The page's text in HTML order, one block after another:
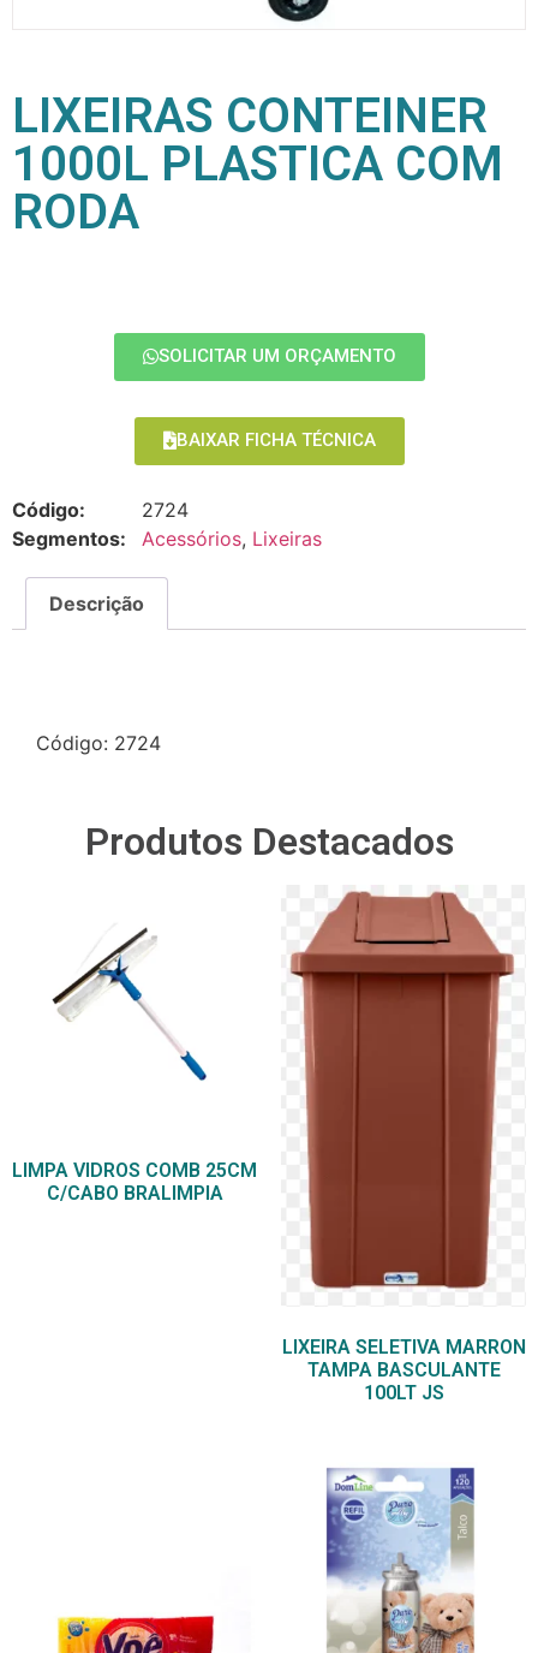
LIXEIRAS CONTEINER
1000L PLASTICA COM
RODA
SOLICITAR UM ORÇAMENTO
BAIXAR FICHA TÉCNICA
Código:
2724
Segmentos:
Acessórios, Lixeiras
Descrição
Código: 2724
Produtos Destacados
LIMPA VIDROS COMB 25CM
C/CABO BRALIMPIA
LIXEIRA SELETIVA MARRON
TAMPA BASCULANTE
100LT JS